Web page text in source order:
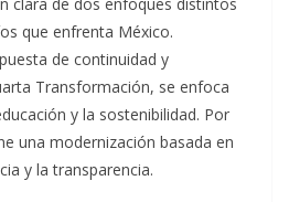
que enfrenta México.
de continuidad y
Transformación, se enfoca
y la sostenibilidad. Por
una modernización basada en
y la transparencia.